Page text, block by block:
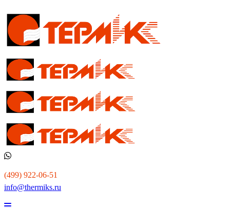
(499) 922-06-51
info@thermiks.ru